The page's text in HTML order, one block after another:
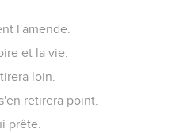
l'amende.
et la vie.
loin.
retirera point.
prête.